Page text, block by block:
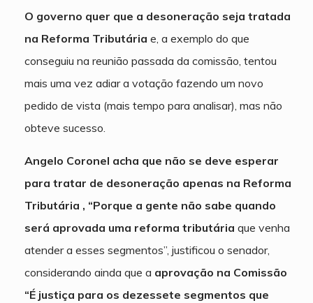
O governo quer que a desoneração seja tratada
na Reforma Tributária e, a exemplo do que
conseguiu na reunião passada da comissão, tentou
mais uma vez adiar a votação fazendo um novo
pedido de vista (mais tempo para analisar), mas não
obteve sucesso.
Angelo Coronel acha que não se deve esperar
para tratar de desoneração apenas na Reforma
Tributária , “Porque a gente não sabe quando
será aprovada uma reforma tributária que venha
atender a esses segmentos”, justificou o senador,
considerando ainda que a aprovação na Comissão
“É justiça para os dezessete segmentos que